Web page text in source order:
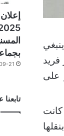
فريد
على
كانت
21